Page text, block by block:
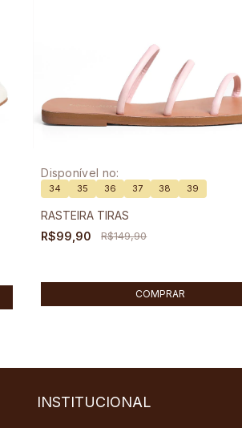
Disponível no:
34 35 36 37 38 39
RASTEIRA TIRAS
R$99,90
R$149,90
COMPRAR
INSTITUCIONAL